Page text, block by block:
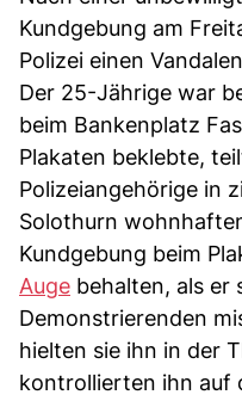
Kundgebung am
Polizei einen
Der 25-Jährige war
beim Bankenplatz
Plakaten beklebte,
Polizeiangehörige in
Solothurn
Kundgebung beim
Auge behalten, als er
Demonstrierenden
hielten sie ihn in der
kontrollierten ihn auf